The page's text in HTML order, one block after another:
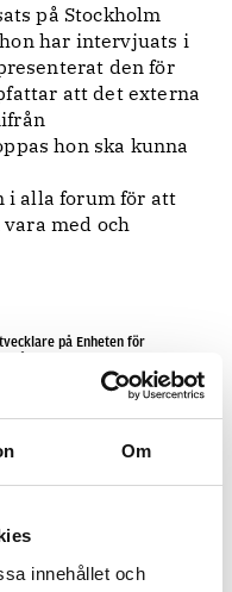
Om
innehållet och
på Stockholm
har intervjuats i
den för
att det externa
hon ska kunna
i alla forum för att
med och
på Enheten för
och till vardags
för utveckling
mest välkända